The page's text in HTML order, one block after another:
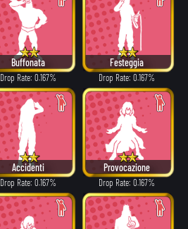
Buffonata
Drop Rate: 0.167%
Festeggia
Drop Rate: 0.167%
Accidenti
Drop Rate: 0.167%
Provocazione
Drop Rate: 0.167%